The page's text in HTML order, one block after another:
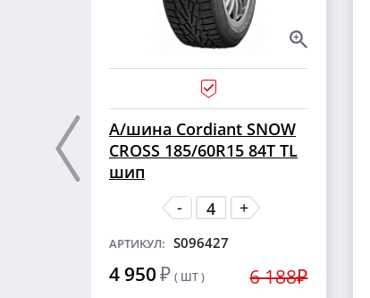
А/шина Cordiant SNOW
CROSS 185/60R15 84T TL
шип
-
+
АРТИКУЛ: S096427
4 950₽ ( ШТ ) 6 188₽